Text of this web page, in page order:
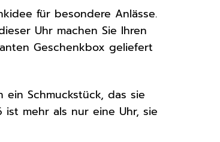
für besondere Anlässe.
Uhr machen Sie Ihren
Geschenkbox geliefert
Schmuckstück, das sie
ist mehr als nur eine Uhr, sie